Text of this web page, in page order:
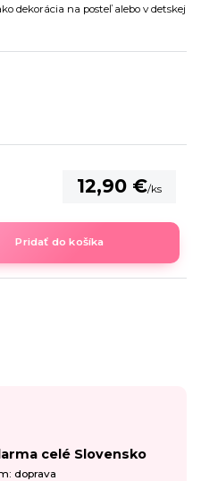
dekorácia na posteľ alebo v detskej
12,90 €/ks
Pridať do košíka
celé Slovensko
doprava